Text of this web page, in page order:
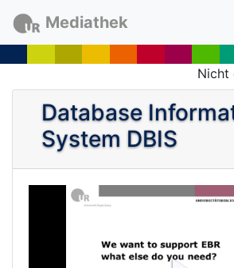
Mediathek
Nicht
Database
System DBIS